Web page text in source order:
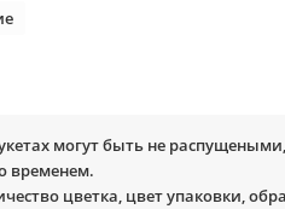
могут быть не
временем.
цветка, цвет упаковки,